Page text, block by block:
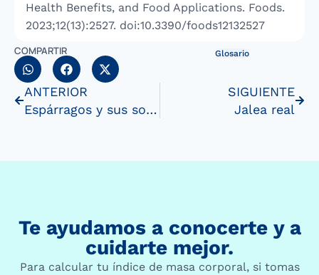
Health Benefits, and Food Applications. Foods.
2023;12(13):2527. doi:10.3390/foods12132527
COMPARTIR Glosario
ANTERIOR
Espárragos y sus sorprendentes propiedades
SIGUIENTE
Jalea real
Te ayudamos a conocerte y a
cuidarte mejor.
Para calcular tu índice de masa corporal, si tomas